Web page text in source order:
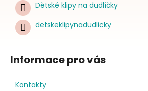
Dětské klipy na dudlíčky
detskeklipynadudlicky
Informace pro vás
Kontakty